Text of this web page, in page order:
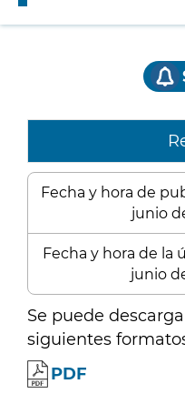
Fecha y hora de
junio
Fecha y hora de la
junio
Se puede
siguientes
PDF